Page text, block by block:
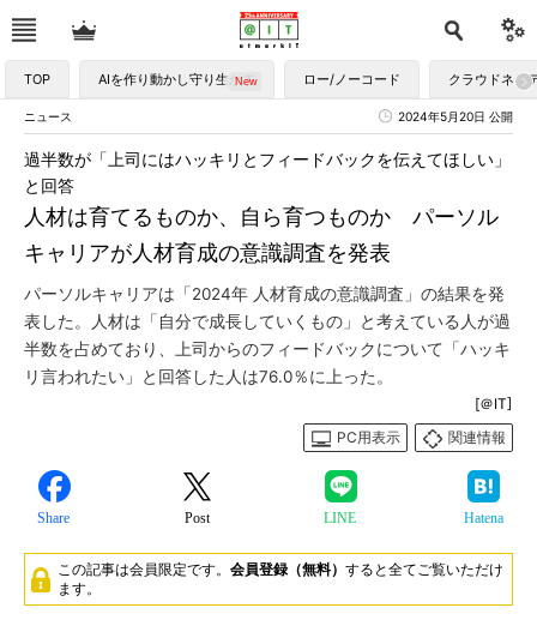
TOP AIを作り動かし守り生かす ロー/ノーコード クラウドネイ
ニュース 2024年5月20日 公開
人材は育てるものか、自ら育つものか パーソル
キャリアが人材育成の意識調査を発表
過半数が「上司にはハッキリとフィードバックを伝えてほしい」
と回答
パーソルキャリアは「2024年 人材育成の意識調査」の結果を発
表した。人材は「自分で成長していくもの」と考えている人が過
半数を占めており、上司からのフィードバックについて「ハッキ
リ言われたい」と回答した人は76.0％に上った。
[＠IT]
PC用表示
関連情報
Share Post LINE Hatena
この記事は会員限定です。 会員登録（無料） すると全てご覧いただけ
ます。